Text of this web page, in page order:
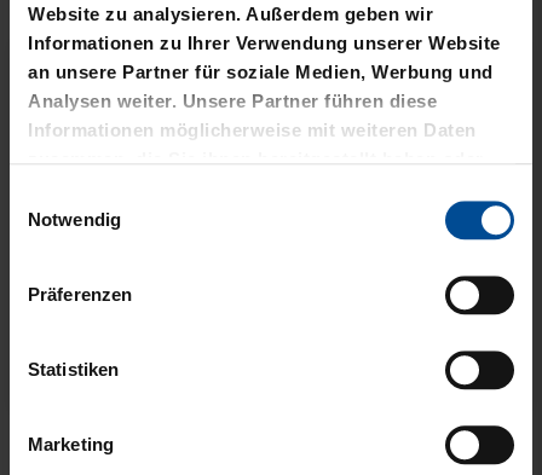
Website zu analysieren. Außerdem geben wir
Informationen zu Ihrer Verwendung unserer Website
an unsere Partner für soziale Medien, Werbung und
Analysen weiter. Unsere Partner führen diese
Informationen möglicherweise mit weiteren Daten
gesammelt haben.
Notwendig
Präferenzen
Statistiken
Marketing
SWEATER KARLSRUHE SWEATER KARLSRUHE